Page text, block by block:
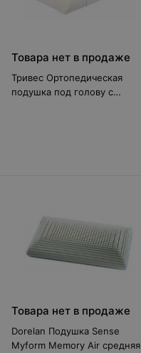
Товара нет в продаже
Тривес Ортопедическая
подушка под голову с
Товара нет в продаже
Dorelan Подушка Sense
Myform Memory Air средняя